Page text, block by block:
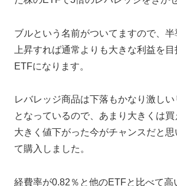
ブルという名前がついてますので、
上昇すれば通常よりも大きな利益を
ETFになります。
レバレッジ商品は下落もかなり激し
となっているので、あまり大きくは買
大きく値下がった今がチャンスだと
て購入しました。
経費率が0.82％と他のETFと比べて高